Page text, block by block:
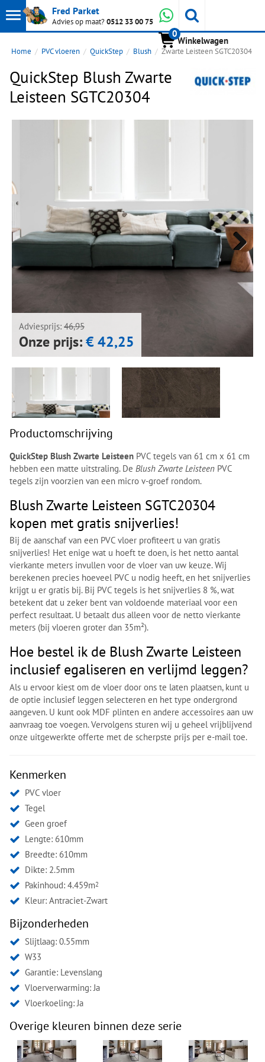
Toon
hoofdmenu
Fred Parket
Advies op maat?0512 33 00 75 Whatsapp
0
Winkelwagen
Home PVC vloeren QuickStep Blush Zwarte Leisteen SGTC20304
QuickStep Blush Zwarte
Leisteen SGTC20304
Adviesprijs: 46,95
Onze prijs:€ 42,25
Next
Next
Productomschrijving
QuickStep Blush Zwarte Leisteen PVC tegels van 61 cm x 61 cm
hebben een matte uitstraling. De Blush Zwarte Leisteen PVC
tegels zijn voorzien van een micro v-groef rondom.
Blush Zwarte Leisteen SGTC20304
kopen met gratis snijverlies!
Bij de aanschaf van een PVC vloer profiteert u van gratis
snijverlies! Het enige wat u hoeft te doen, is het netto aantal
vierkante meters invullen voor de vloer van uw keuze. Wij
berekenen precies hoeveel PVC u nodig heeft, en het snijverlies
krijgt u er gratis bij. Bij PVC tegels is het snijverlies 8 %, wat
betekent dat u zeker bent van voldoende materiaal voor een
perfect resultaat. U betaalt dus alleen voor de netto vierkante
meters (bij vloeren groter dan 35m²).
Hoe bestel ik de Blush Zwarte Leisteen
inclusief egaliseren en verlijmd leggen?
Als u ervoor kiest om de vloer door ons te laten plaatsen, kunt u
de optie inclusief leggen selecteren en het type ondergrond
aangeven. U kunt ook MDF plinten en andere accessoires aan uw
aanvraag toe voegen. Vervolgens sturen wij u geheel vrijblijvend
onze uitgewerkte offerte met de scherpste prijs per e-mail toe.
Kenmerken
PVC vloer
Tegel
Geen groef
Lengte: 610mm
Breedte: 610mm
Dikte: 2.5mm
Pakinhoud: 4.459m2
Kleur: Antraciet-Zwart
Bijzonderheden
Slijtlaag: 0.55mm
W33
Garantie: Levenslang
Vloerverwarming: Ja
Vloerkoeling: Ja
Overige kleuren binnen deze serie